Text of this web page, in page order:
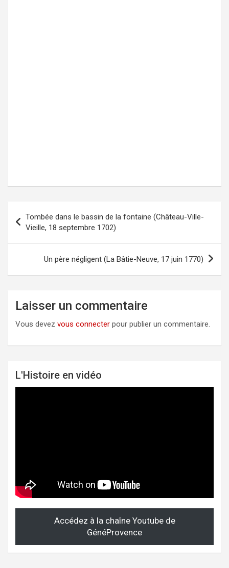
Navigation
l’article
Tombée dans le bassin de la fontaine (Château-Ville-
Vieille, 18 septembre 1702)
Un père négligent (La Bâtie-Neuve, 17 juin 1770)
Laisser un commentaire
Vous devez vous connecter pour publier un commentaire.
L'Histoire en vidéo
Accédez à la chaîne Youtube de
GénéProvence